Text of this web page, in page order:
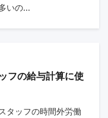
いの...
フの給与計算に使
タッフの時間外労働